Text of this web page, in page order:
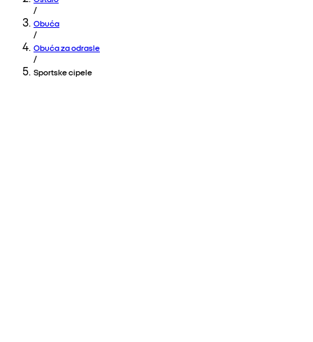
/
Obuća
/
Obuća za odrasle
/
Sportske cipele